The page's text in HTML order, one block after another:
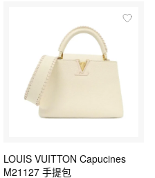
LOUIS VUITTON Capucines
M21127 手提包